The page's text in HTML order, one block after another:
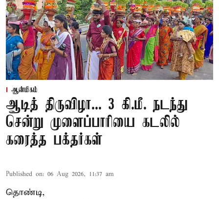
ஆன்மிகம்
ஆடித் திருவிழா... 3 கி.மீ. நடந்து
சென்று முளைப்பாரியை கடலில்
கரைத்த பக்தர்கள்
Published on: 06 Aug 2026, 11:37 am
தொண்டி,